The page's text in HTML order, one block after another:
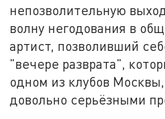
непозволительную
волну негодования в
артист, позволивший
"вечере разврата",
одном из клубов
довольно серьёзными